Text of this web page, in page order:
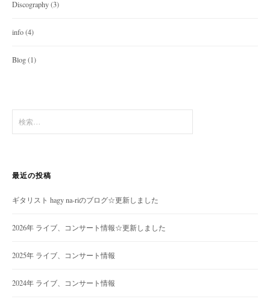
Discography(3)
info(4)
Blog(1)
索:
最近の投稿
ギタリスト hagy na-riのブログ☆更新しました
2026年 ライブ、コンサート情報☆更新しました
2025年 ライブ、コンサート情報
2024年 ライブ、コンサート情報